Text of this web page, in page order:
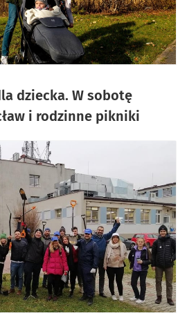
dziecka. W sobotę
i rodzinne pikniki